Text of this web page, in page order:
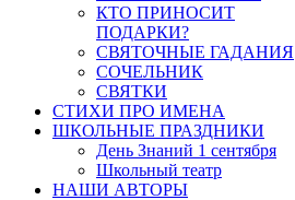
КТО ПРИНОСИТ
ПОДАРКИ?
СВЯТОЧНЫЕ ГАДАНИЯ
СОЧЕЛЬНИК
СВЯТКИ
СТИХИ ПРО ИМЕНА
ШКОЛЬНЫЕ ПРАЗДНИКИ
День Знаний 1 сентября
Школьный театр
НАШИ АВТОРЫ